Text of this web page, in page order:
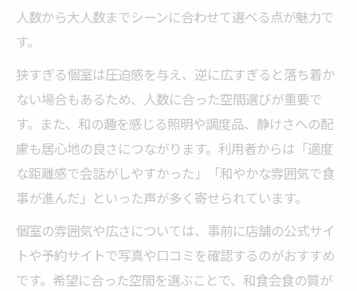
人数から大人数までシーンに合わせて選べる点が魅力で
す。
狭すぎる個室は圧迫感を与え、逆に広すぎると落ち着か
ない場合もあるため、人数に合った空間選びが重要で
す。また、和の趣を感じる照明や調度品、静けさへの配
慮も居心地の良さにつながります。利用者からは「適度
な距離感で会話がしやすかった」「和やかな雰囲気で食
事が進んだ」といった声が多く寄せられています。
個室の雰囲気や広さについては、事前に店舗の公式サイ
トや予約サイトで写真や口コミを確認するのがおすすめ
です。希望に合った空間を選ぶことで、和食会食の質が